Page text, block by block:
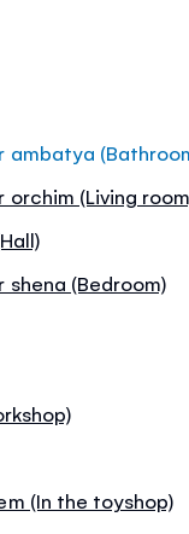
(Living
(Bedroom)
(In the toyshop)